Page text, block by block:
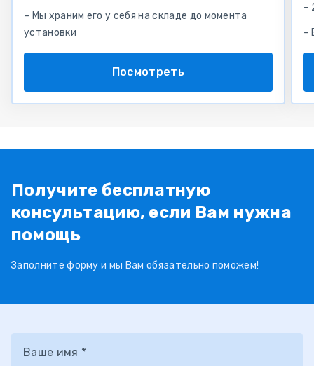
– Мы храним его у себя на складе до момента
установки
Посмотреть
–
–
Получите бесплатную
консультацию, если Вам нужна
помощь
Заполните форму и мы Вам обязательно поможем!
Ваше имя *